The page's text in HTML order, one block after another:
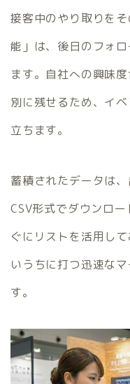
接客中のやり取りを
能」は、後日のフォ
ます。自社への興味
別に残せるため、イ
立ちます。
蓄積されたデータは
CSV形式でダウンロ
ぐにリストを活用し
いうちに打つ迅速な
す。